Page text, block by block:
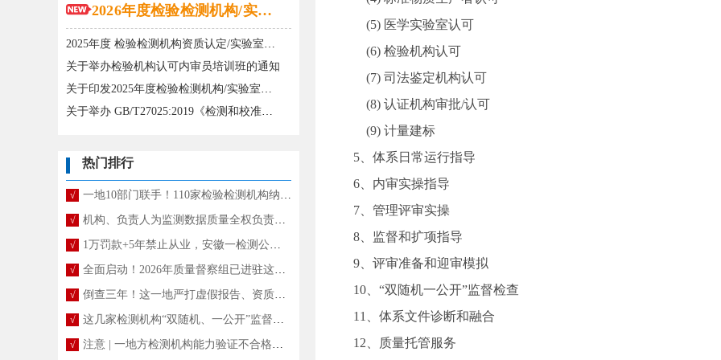
2026年度检验检测机构/实验室培训计划已发布！
2025年度 检验检测机构资质认定/实验室认可内审员培训班和实战班培训计划
关于举办检验机构认可内审员培训班的通知
关于印发2025年度检验检测机构/实验室培训计划的通知
关于举办 GB/T27025:2019《检测和校准实验室能力的通用要求》宣贯暨CMA管理体系文件 换版/修订培训班的通知
热门排行
√ 一地10部门联手！110家检验检测机构纳入“双随机、一公开”抽查
√ 机构、负责人为监测数据质量全权负责！新规征求意见
√ 1万罚款+5年禁止从业，安徽一检测公司伪造监测数据被处罚
√ 全面启动！2026年质量督察组已进驻这些省份
√ 倒查三年！这一地严打虚假报告、资质挂靠
√ 这几家检测机构“双随机、一公开”监督检查结果通报
√ 注意 | 一地方检测机构能力验证不合格，将被暂停、取消资质认定能力参数
(5) 医学实验室认可
(6) 检验机构认可
(7) 司法鉴定机构认可
(8) 认证机构审批/认可
(9) 计量建标
5、体系日常运行指导
6、内审实操指导
7、管理评审实操
8、监督和扩项指导
9、评审准备和迎审模拟
10、“双随机一公开”监督检查
11、体系文件诊断和融合
12、质量托管服务